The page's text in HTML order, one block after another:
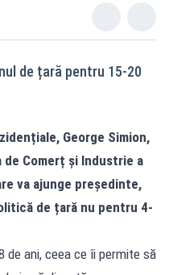
de țară pentru 15-20
George Simion,
Comerț și Industrie a
va ajunge președinte,
de țară nu pentru 4-
de ani, ceea ce îi permite să